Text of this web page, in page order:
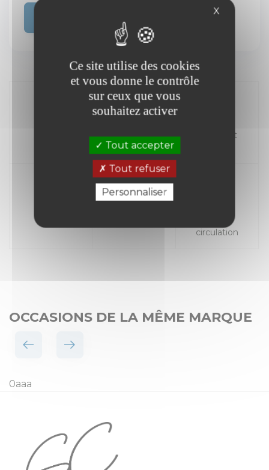
Kilométrage Carburant
circulation
OCCASIONS DE LA MÊME MARQUE
0aaa
X
Ce site utilise des cookies
et vous donne le contrôle
sur ceux que vous
souhaitez activer
Tout accepter
Tout refuser
Personnaliser